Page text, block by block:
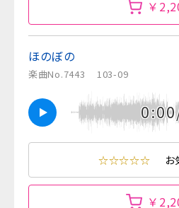
￥
ほのぼの
楽曲No.7443 103-09
☆☆☆☆☆ お
￥